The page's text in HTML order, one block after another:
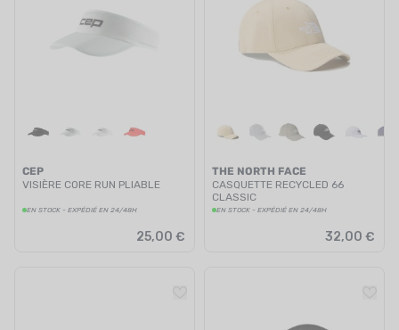
CEP
VISIÈRE CORE RUN PLIABLE
EN STOCK - EXPÉDIÉ EN 24/48H
25,00 €
THE NORTH FACE
CASQUETTE RECYCLED 66
CLASSIC
EN STOCK - EXPÉDIÉ EN 24/48H
32,00 €